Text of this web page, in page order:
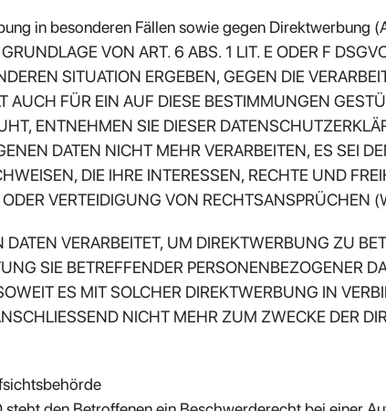
in besonderen Fällen sowie gegen Direktwerbung
VON ART. 6 ABS. 1 LIT. E ODER F
SITUATION ERGEBEN, GEGEN DIE
AUCH FÜR EIN AUF DIESE BESTIMMUNGEN
ENTNEHMEN SIE DIESER
DATEN NICHT MEHR VERARBEITEN, ES SEI
DIE IHRE INTERESSEN, RECHTE UND
VERTEIDIGUNG VON RECHTSANSPRÜCHEN
VERARBEITET, UM DIREKTWERBUNG ZU
SIE BETREFFENDER PERSONENBEZOGENER
ES MIT SOLCHER DIREKTWERBUNG IN
NICHT MEHR ZUM ZWECKE DER